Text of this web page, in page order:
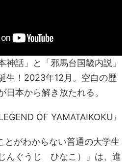
神話」と「邪馬台国畿内説」
生！2023年12月。空白の歴
日本から解き放たれる。
OF YAMATAIKOKU』
とがわからない普通の大学生
んぐうじ ひなこ）」は、進